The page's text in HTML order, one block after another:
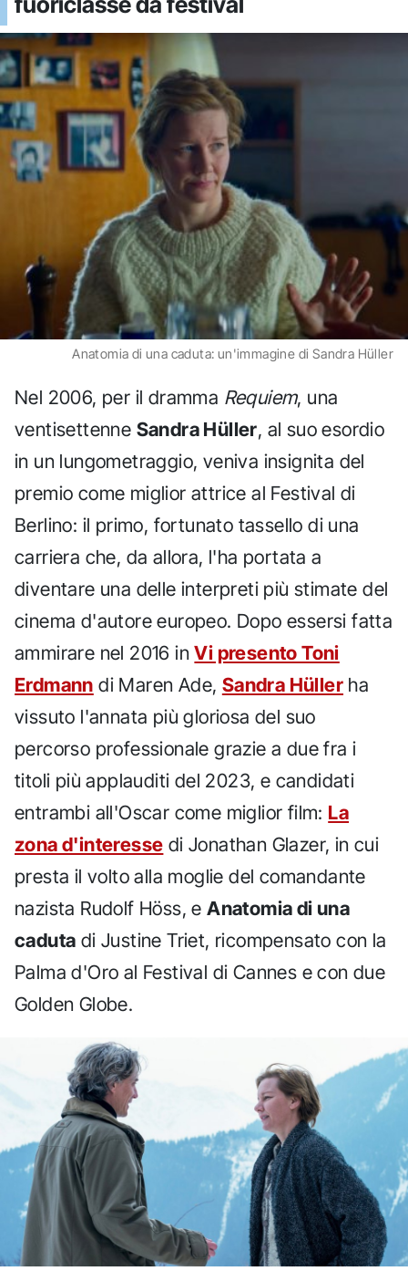
Anatomia di una caduta: un'immagine di Sandra Hüller
Nel 2006, per il dramma Requiem, una
ventisettenne Sandra Hüller, al suo esordio
in un lungometraggio, veniva insignita del
premio come miglior attrice al Festival di
Berlino: il primo, fortunato tassello di una
carriera che, da allora, l'ha portata a
diventare una delle interpreti più stimate del
cinema d'autore europeo. Dopo essersi fatta
ammirare nel 2016 inVi presento Toni
Erdmann di Maren Ade, Sandra Hüller ha
vissuto l'annata più gloriosa del suo
percorso professionale grazie a due fra i
titoli più applauditi del 2023, e candidati
entrambi all'Oscar come miglior film: La
zona d'interesse di Jonathan Glazer, in cui
presta il volto alla moglie del comandante
nazista Rudolf Höss, eAnatomia di una
caduta di Justine Triet, ricompensato con la
Palma d'Oro al Festival di Cannes e con due
Golden Globe.